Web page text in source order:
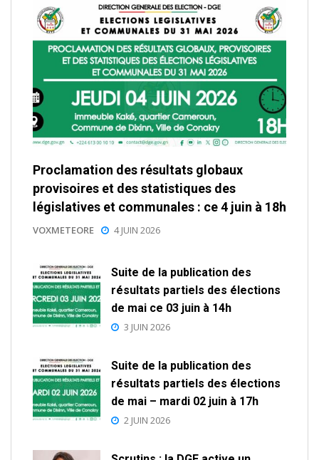
Proclamation des résultats globaux
provisoires et des statistiques des
législatives et communales : ce 4 juin à 18h
VOXMETEORE 4 JUIN 2026
Suite de la publication des
résultats partiels des élections
de mai ce 03 juin à 14h
3 JUIN 2026
Suite de la publication des
résultats partiels des élections
de mai – mardi 02 juin à 17h
2 JUIN 2026